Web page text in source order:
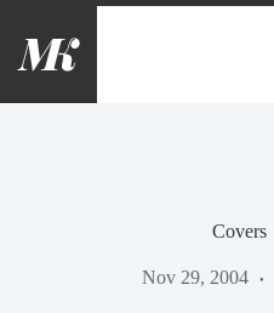
contenido
Covers
Nov 29, 2004